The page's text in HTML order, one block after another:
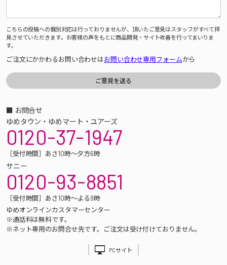
こちらの投稿への個別対応は行っておりませんが、頂いたご意見はスタッフがすべて拝
見させていただきます。お客様の声をもとに商品開発・サイト改善を行ってまいりま
す。
ご注文にかかわるお問い合わせはお問い合わせ専用フォームから
■ お問合せ
ゆめタウン・ゆめマート・ユアーズ
0120-37-1947
［受付時間］あさ10時～夕方6時
サニー
0120-93-8851
［受付時間］あさ10時～よる9時
ゆめオンラインカスタマーセンター
※通話料は無料です。
※ネット専用のお問合せ先です。ご注文は受け付けておりません。
PCサイト